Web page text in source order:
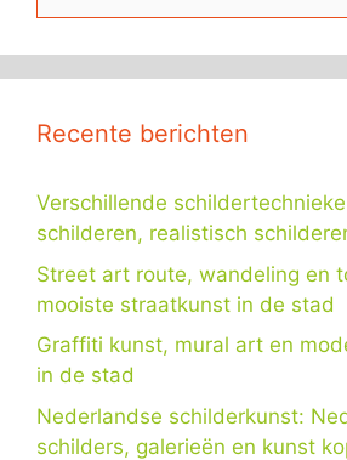
Recente berichten
Verschillende
schilderen, realistisch
Street art route, wandeling en
mooiste straatkunst in de stad
Graffiti kunst, mural art en
in de stad
Nederlandse schilderkunst:
schilders, galerieën en kunst